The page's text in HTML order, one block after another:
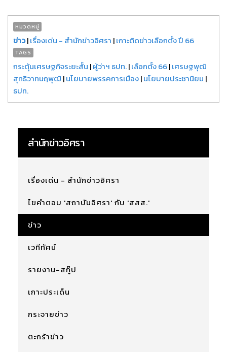
หมวดหมู่
ข่าว|เรื่องเด่น - สำนักข่าวอิศรา |เกาะติดข่าวเลือกตั้ง ปี 66
TAGS
กระตุ้นเศรษฐกิจระยะสั้น |ผู้ว่าฯ ธปท.|เลือกตั้ง 66|เศรษฐพุฒิ
สุทธิวาทนฤพุฒิ |นโยบายพรรคการเมือง|นโยบายประชานิยม |
ธปท.
สำนักข่าวอิศรา
เรื่องเด่น - สำนักข่าวอิศรา
ไขคำตอบ 'สถาบันอิศรา' กับ 'สสส.'
ข่าว
เวทีทัศน์
รายงาน-สกู๊ป
เกาะประเด็น
กระจายข่าว
ตะกร้าข่าว